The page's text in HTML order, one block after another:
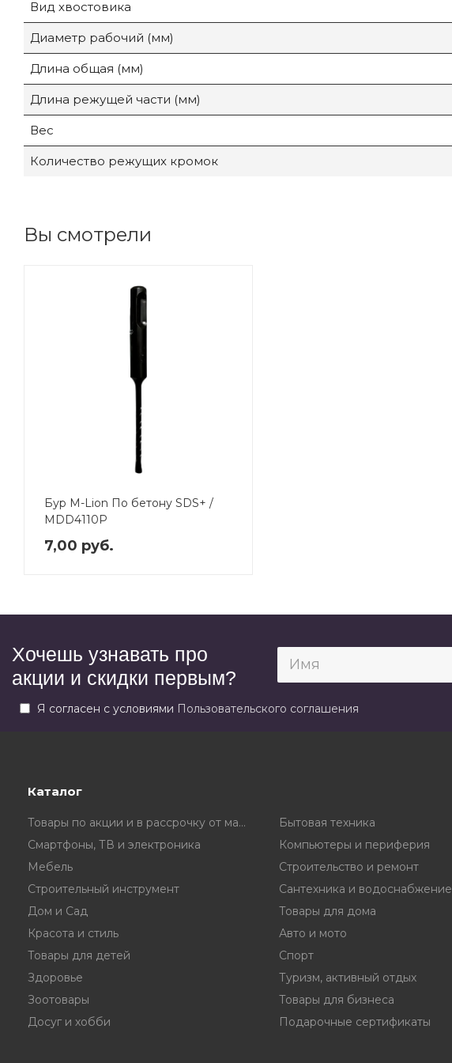
Вид хвостовика
Диаметр рабочий (мм)
Длина общая (мм)
Длина режущей части (мм)
Вес
Количество режущих кромок
Вы смотрели
Бур M-Lion По бетону SDS+ /
MDD4110P
7,00 руб.
Хочешь узнавать про
акции и скидки первым?
Я согласен с условиями Пользовательского соглашения
Каталог
Товары по акции и в рассрочку от магазина
Бытовая техника
Смартфоны, ТВ и электроника
Компьютеры и периферия
Мебель
Строительство и ремонт
Строительный инструмент
Сантехника и водоснабжение
Дом и Сад
Товары для дома
Красота и стиль
Авто и мото
Товары для детей
Спорт
Здоровье
Туризм, активный отдых
Зоотовары
Товары для бизнеса
Досуг и хобби
Подарочные сертификаты